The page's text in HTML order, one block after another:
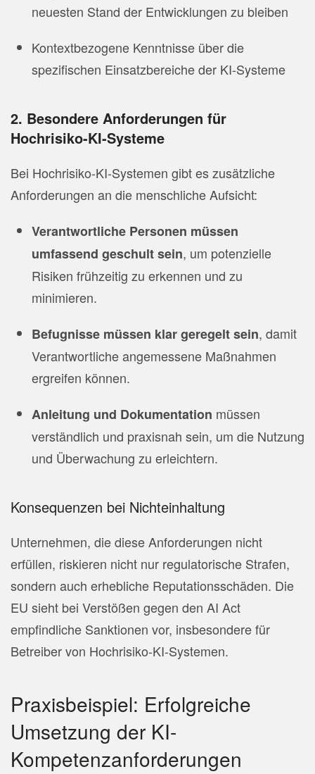
neuesten Stand der Entwicklungen zu bleiben
Kontextbezogene Kenntnisse über die
spezifischen Einsatzbereiche der KI-Systeme
2. Besondere Anforderungen für
Hochrisiko-KI-Systeme
Bei Hochrisiko-KI-Systemen gibt es zusätzliche
Anforderungen an die menschliche Aufsicht:
Verantwortliche Personen müssen
umfassend geschult sein, um potenzielle
Risiken frühzeitig zu erkennen und zu
minimieren.
Befugnisse müssen klar geregelt sein, damit
Verantwortliche angemessene Maßnahmen
ergreifen können.
Anleitung und Dokumentation müssen
verständlich und praxisnah sein, um die Nutzung
und Überwachung zu erleichtern.
Konsequenzen bei Nichteinhaltung
Unternehmen, die diese Anforderungen nicht
erfüllen, riskieren nicht nur regulatorische Strafen,
sondern auch erhebliche Reputationsschäden. Die
EU sieht bei Verstößen gegen den AI Act
empfindliche Sanktionen vor, insbesondere für
Betreiber von Hochrisiko-KI-Systemen.
Praxisbeispiel: Erfolgreiche
Umsetzung der KI-
Kompetenzanforderungen